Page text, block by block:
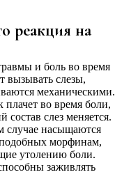
реакция на
и боль во время
вызывать слезы,
механическими.
плачет во время боли,
состав слез меняется.
случае насыщаются
морфинам,
утолению боли.
заживлять